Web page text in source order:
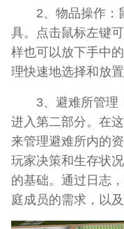
2、物品操作：鼠
具。点击鼠标左键
样也可以放下手中
理快速地选择和放
3、避难所管理
进入第二部分。在
来管理避难所内的
玩家决策和生存状
的基础。通过日志
庭成员的需求，以